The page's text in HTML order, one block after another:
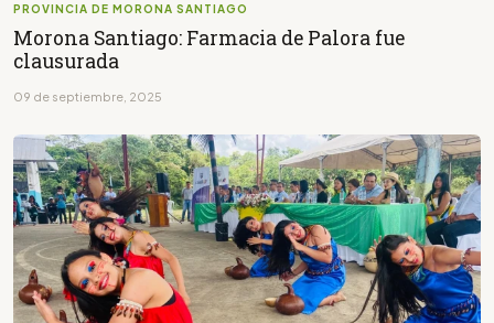
PROVINCIA DE MORONA SANTIAGO
Morona Santiago: Farmacia de Palora fue
clausurada
09 de septiembre, 2025